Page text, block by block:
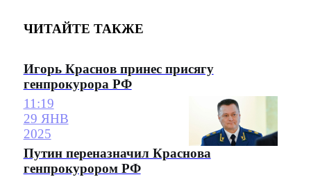
ЧИТАЙТЕ ТАКЖЕ
Игорь Краснов принес присягу
генпрокурора РФ
11:19
29 ЯНВ
2025
Путин переназначил Краснова
генпрокурором РФ